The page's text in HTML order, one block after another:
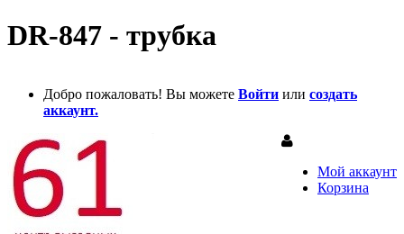
DR-847 - трубка
Добро пожаловать! Вы можете Войти или создать
аккаунт.
Мой аккаунт
Корзина